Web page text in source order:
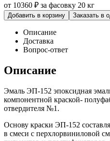
от 10360 ₽ за фасовку 20 кг
Добавить в корзину Заказать в
Описание
Доставка
Вопрос-ответ
Описание
Эмаль ЭП-152 эпоксидная
компонентной краской-
отвердителя №1.
Основу краски ЭП-152
в смеси с перхлорвиниловой